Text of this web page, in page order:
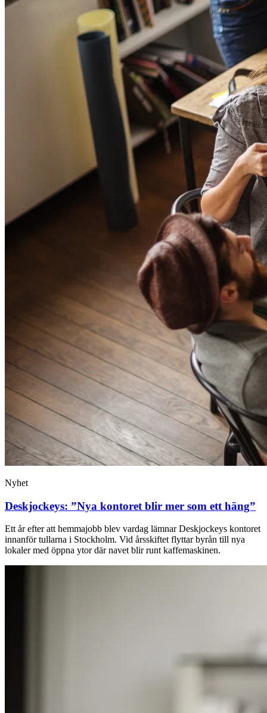
Nyhet
Deskjockeys: ”Nya kontoret blir mer som ett häng”
Ett år efter att hemmajobb blev vardag lämnar Deskjockeys kontoret
innanför tullarna i Stockholm. Vid årsskiftet flyttar byrån till nya
lokaler med öppna ytor där navet blir runt kaffemaskinen.